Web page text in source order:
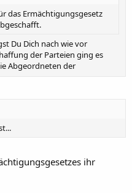
das Ermächtigungsgesetz
Du Dich nach wie vor
der Parteien ging es
Abgeordneten der
machte sich aus
ihr